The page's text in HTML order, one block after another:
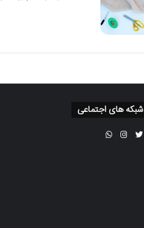
شبکه های اجتماعی